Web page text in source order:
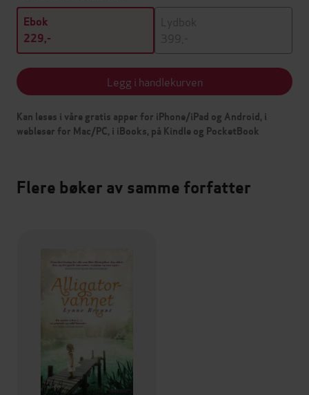
Ebok
229,-
Lydbok
399,-
Legg i handlekurven
Kan leses i våre gratis apper for iPhone/iPad og Android, i
webleser for Mac/PC, i iBooks, på Kindle og PocketBook
Flere bøker av samme forfatter